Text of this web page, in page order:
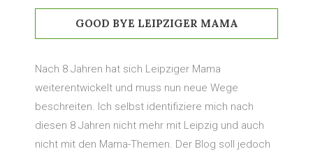
GOOD BYE LEIPZIGER MAMA
Nach 8 Jahren hat sich Leipziger Mama
weiterentwickelt und muss nun neue Wege
beschreiten. Ich selbst identifiziere mich nach
diesen 8 Jahren nicht mehr mit Leipzig und auch
nicht mit den Mama-Themen. Der Blog soll jedoch